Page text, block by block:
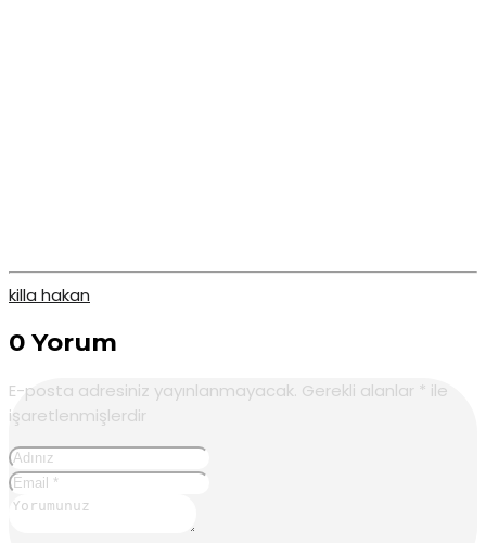
killa hakan
0 Yorum
E-posta adresiniz yayınlanmayacak. Gerekli alanlar * ile
işaretlenmişlerdir